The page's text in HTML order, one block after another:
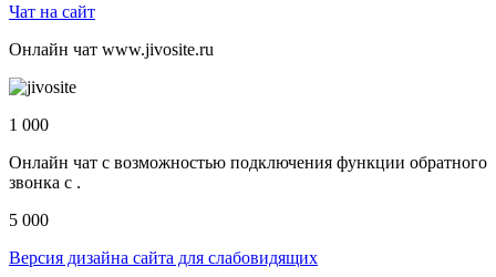
Чат на сайт
Онлайн чат www.jivosite.ru
1 000
Онлайн чат с возможностью подключения функции обратного
звонка с .
5 000
Версия дизайна сайта для слабовидящих